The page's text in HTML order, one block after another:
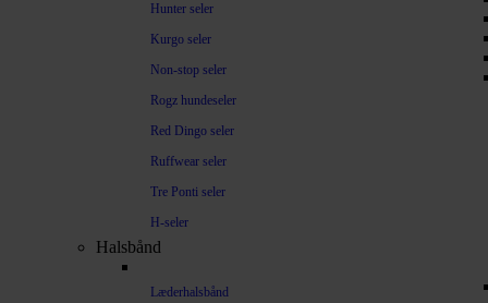
Hunter seler
Kurgo seler
Non-stop seler
Rogz hundeseler
Red Dingo seler
Ruffwear seler
Tre Ponti seler
H-seler
Halsbånd
Læderhalsbånd